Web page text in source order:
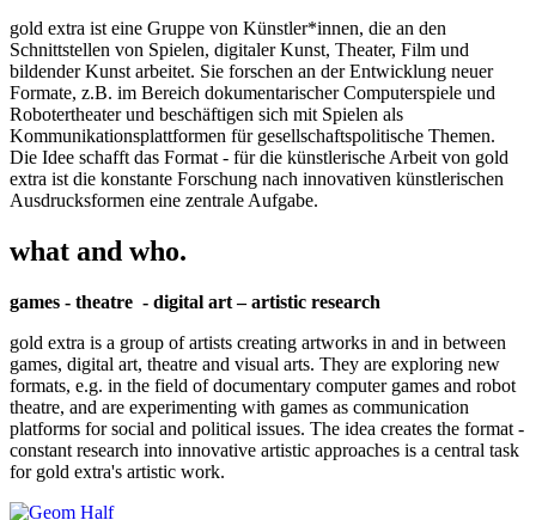
gold extra ist eine Gruppe von Künstler*innen, die an den
Schnittstellen von Spielen, digitaler Kunst, Theater, Film und
bildender Kunst arbeitet. Sie forschen an der Entwicklung neuer
Formate, z.B. im Bereich dokumentarischer Computerspiele und
Robotertheater und beschäftigen sich mit Spielen als
Kommunikationsplattformen für gesellschaftspolitische Themen.
Die Idee schafft das Format - für die künstlerische Arbeit von gold
extra ist die konstante Forschung nach innovativen künstlerischen
Ausdrucksformen eine zentrale Aufgabe.
what and who.
games - theatre - digital art – artistic research
gold extra is a group of artists creating artworks in and in between
games, digital art, theatre and visual arts. They are exploring new
formats, e.g. in the field of documentary computer games and robot
theatre, and are experimenting with games as communication
platforms for social and political issues. The idea creates the format -
constant research into innovative artistic approaches is a central task
for gold extra's artistic work.